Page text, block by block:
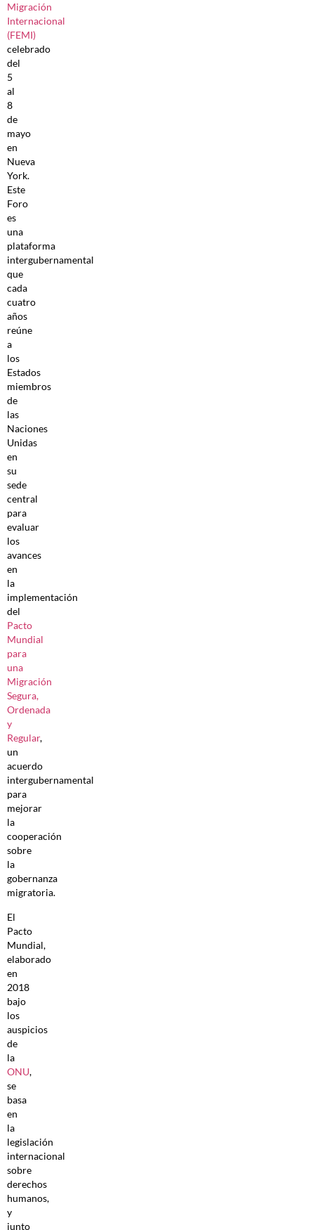
Migración
Internacional
(FEMI)
celebrado
del
5
al
8
de
mayo
en
Nueva
York.
Este
Foro
es
una
plataforma
intergubernamental
que
cada
cuatro
años
reúne
a
los
Estados
miembros
de
las
Naciones
Unidas
en
su
sede
central
para
evaluar
los
avances
en
la
implementación
del
Pacto
Mundial
para
una
Migración
Segura,
Ordenada
y
Regular,
un
acuerdo
intergubernamental
para
mejorar
la
cooperación
sobre
la
gobernanza
migratoria.
El
Pacto
Mundial,
elaborado
en
2018
bajo
los
auspicios
de
la
ONU,
se
basa
en
la
legislación
internacional
sobre
derechos
humanos,
y
junto